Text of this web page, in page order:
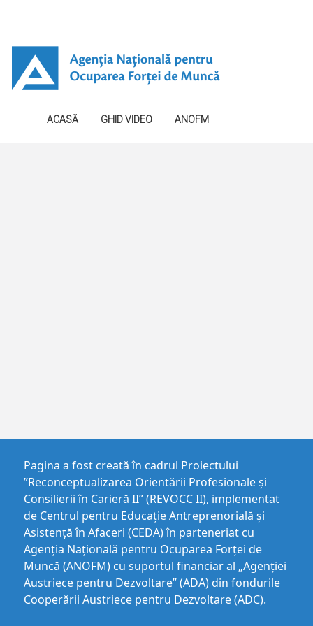
ACASĂ GHID VIDEO ANOFM
Pagina a fost creată în cadrul Proiectului
”Reconceptualizarea Orientării Profesionale și
Consilierii în Carieră II” (REVOCC II), implementat
de Centrul pentru Educaţie Antreprenorială şi
Asistenţă în Afaceri (CEDA) în parteneriat cu
Agenția Națională pentru Ocuparea Forței de
Muncă (ANOFM) cu suportul financiar al „Agenției
Austriece pentru Dezvoltare” (ADA) din fondurile
Cooperării Austriece pentru Dezvoltare (ADC).